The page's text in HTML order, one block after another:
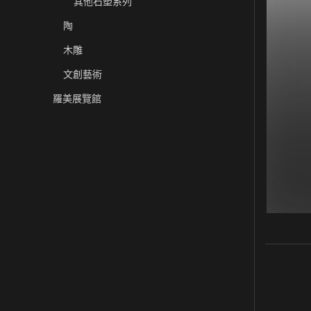
陶
木雕
文創藝術
羅美展覽館